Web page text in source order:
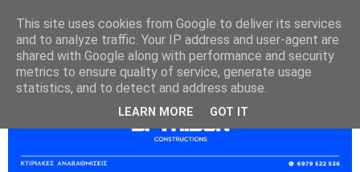
This site uses cookies from Google to deliver its services
and to analyze traffic. Your IP address and user-agent are
shared with Google along with performance and security
metrics to ensure quality of service, generate usage
statistics, and to detect and address abuse.
LEARN MORE GOT IT